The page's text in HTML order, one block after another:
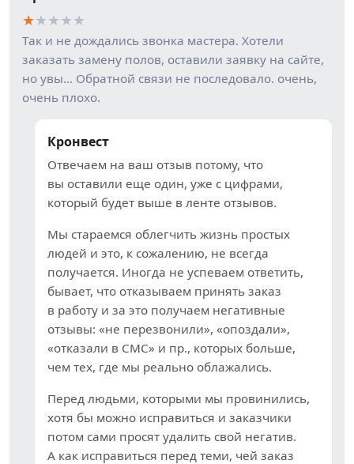
★★★★★
Так и не дождались звонка мастера. Хотели
заказать замену полов, оставили заявку на сайте,
но увы… Обратной связи не последовало. очень,
очень плохо.
Кронвест
Отвечаем на ваш отзыв потому, что
вы оставили еще один, уже с цифрами,
который будет выше в ленте отзывов.
Мы стараемся облегчить жизнь простых
людей и это, к сожалению, не всегда
получается. Иногда не успеваем ответить,
бывает, что отказываем принять заказ
в работу и за это получаем негативные
отзывы: «не перезвонили», «опоздали»,
«отказали в СМС» и пр., которых больше,
чем тех, где мы реально облажались.
Перед людьми, которыми мы провинились,
хотя бы можно исправиться и заказчики
потом сами просят удалить свой негатив.
А как исправиться перед теми, чей заказ